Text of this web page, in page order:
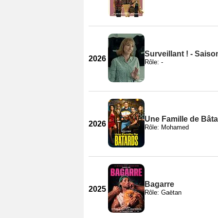
2026
Surveillant ! -
Rôle: -
2026
Une Famille de
Rôle: Mohamed
2025
Bagarre
Rôle: Gaëtan